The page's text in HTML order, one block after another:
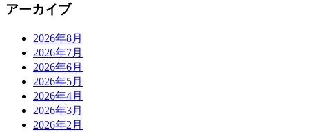
アーカイブ
2026年8月
2026年7月
2026年6月
2026年5月
2026年4月
2026年3月
2026年2月